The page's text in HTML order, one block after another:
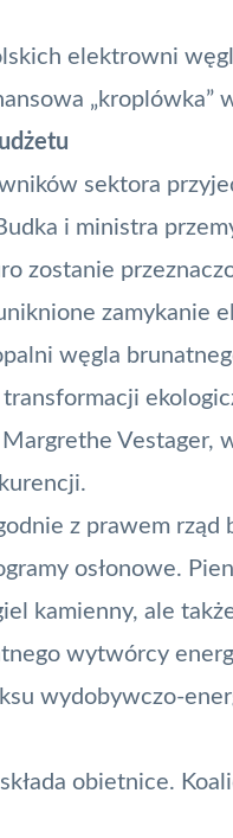
elektrowni
„kroplówka”
sektora
i ministra
zostanie
zamykanie
węgla
Vestager,
z prawem
osłonowe.
kamienny, ale
wytwórcy
wydobywczo-
składa obietnice.